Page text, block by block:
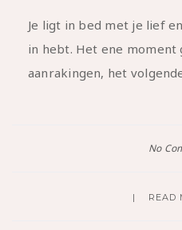
Je ligt in bed met je lief
in hebt. Het ene moment
aanrakingen, het
No
READ